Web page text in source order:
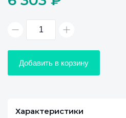
Добавить в корзину
Характеристики